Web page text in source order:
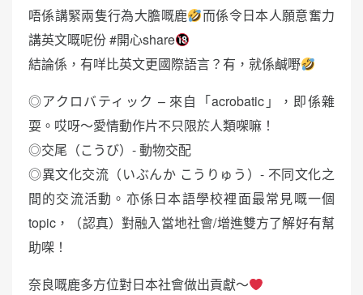
唔係講緊兩隻行為大膽嘅鹿
而係令日本人願意奮力
講英文嘅呢份 #開心share
結論係，有咩比英文更國際語言？有，就係鹹嘢
◎アクロバティック – 來自「acrobatic」，即係雜
耍。哎呀～愛情動作片不只限於人類㗎嘛！
◎交尾（こうび）- 動物交配
◎異文化交流（いぶんか こうりゅう）- 不同文化之
間的交流活動。亦係日本語學校裡面最常見嘅一個
topic，（認真）對融入當地社會/增進雙方了解好有幫
助㗎！
奈良嘅鹿多方位對日本社會做出貢獻～